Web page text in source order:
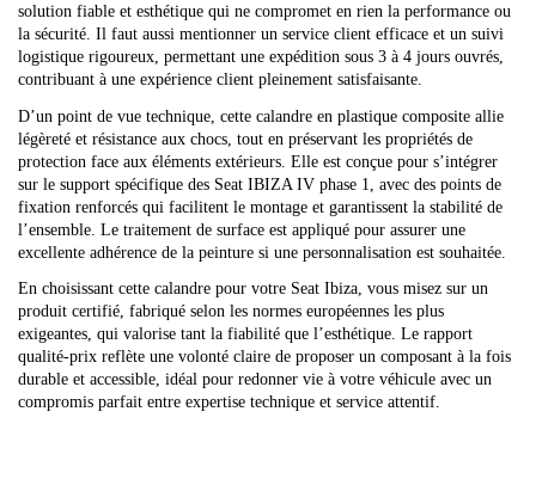
solution fiable et esthétique qui ne compromet en rien la performance ou
la sécurité. Il faut aussi mentionner un service client efficace et un suivi
logistique rigoureux, permettant une expédition sous 3 à 4 jours ouvrés,
contribuant à une expérience client pleinement satisfaisante.
D’un point de vue technique, cette calandre en plastique composite allie
légèreté et résistance aux chocs, tout en préservant les propriétés de
protection face aux éléments extérieurs. Elle est conçue pour s’intégrer
sur le support spécifique des Seat IBIZA IV phase 1, avec des points de
fixation renforcés qui facilitent le montage et garantissent la stabilité de
l’ensemble. Le traitement de surface est appliqué pour assurer une
excellente adhérence de la peinture si une personnalisation est souhaitée.
En choisissant cette calandre pour votre Seat Ibiza, vous misez sur un
produit certifié, fabriqué selon les normes européennes les plus
exigeantes, qui valorise tant la fiabilité que l’esthétique. Le rapport
qualité-prix reflète une volonté claire de proposer un composant à la fois
durable et accessible, idéal pour redonner vie à votre véhicule avec un
compromis parfait entre expertise technique et service attentif.